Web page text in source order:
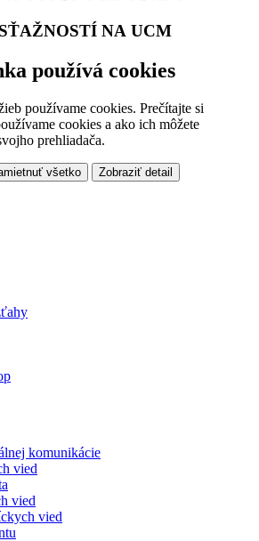
NA UCM
používá cookies
používame cookies. Prečítajte si
cookies a ako ich môžete
prehliadača.
všetko Zobraziť detail
komunikácie
vied
vied
vied